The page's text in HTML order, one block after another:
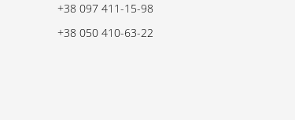
+38 097 411-15-98
+38 050 410-63-22